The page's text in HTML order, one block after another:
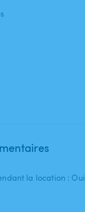
la location : Oui